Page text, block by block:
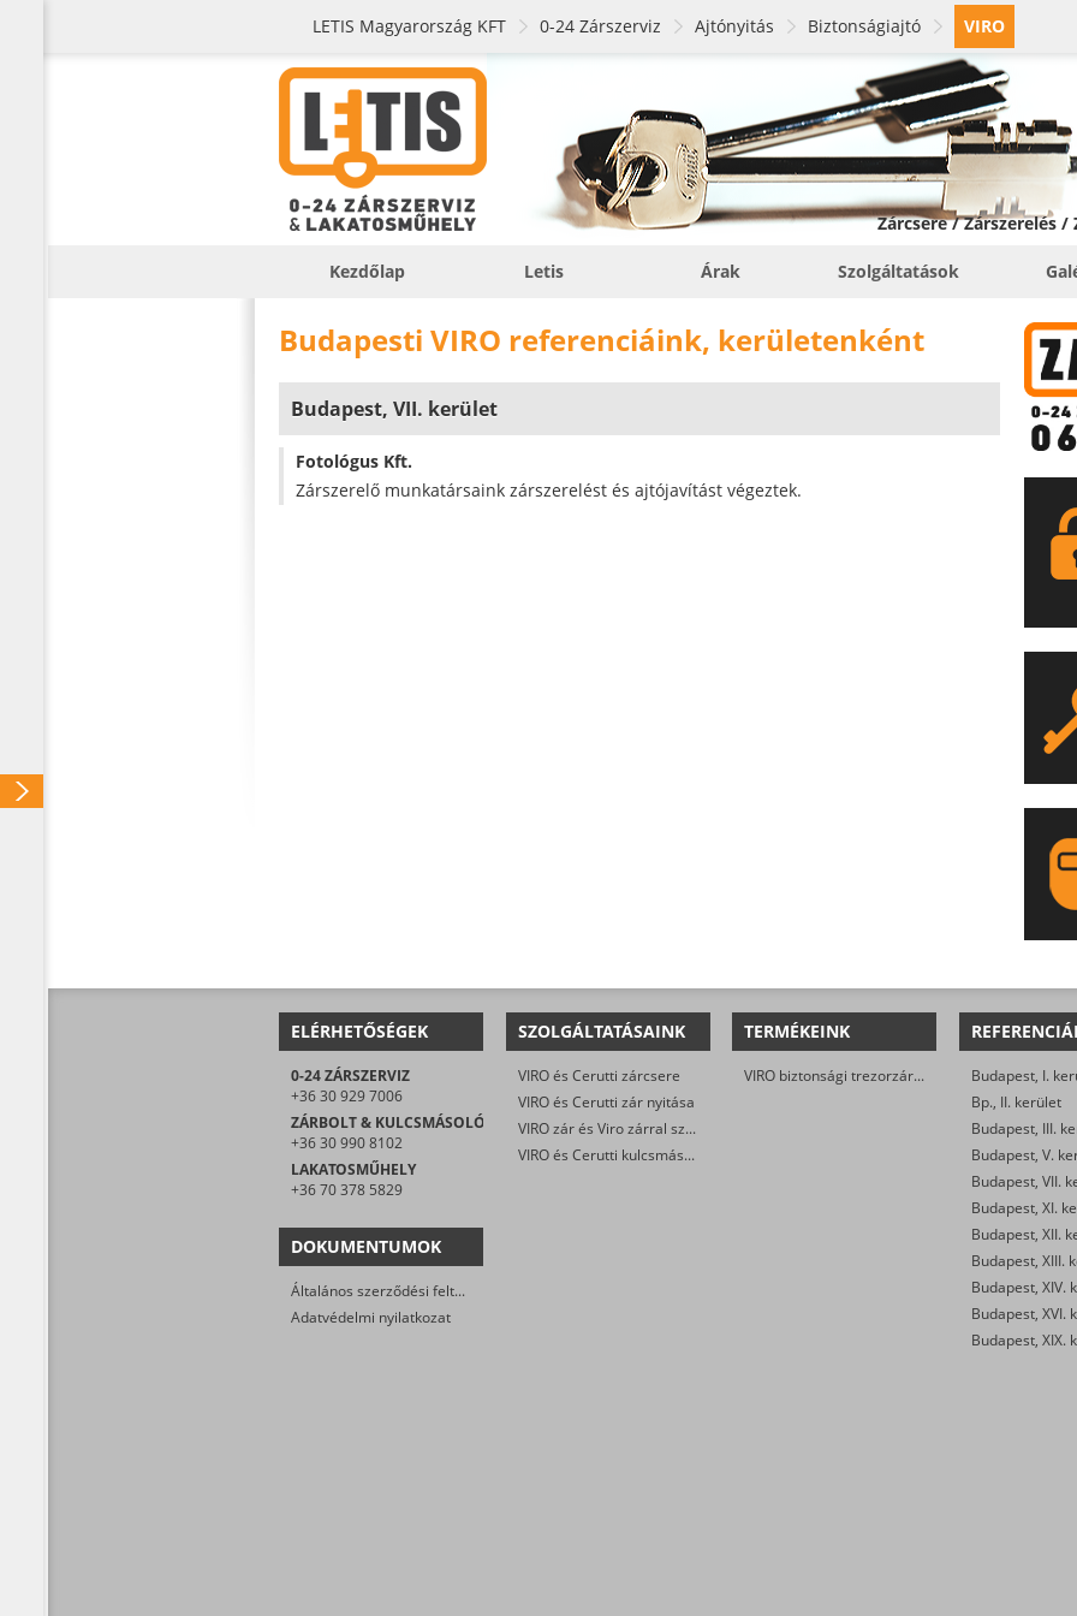
LETIS Magyarország KFT 0-24 Zárszerviz Ajtónyitás Biztonságiajtó VIRO
Zárcsere / Zárszerelés
Kezdőlap Letis Árak Szolgáltatások
Budapesti VIRO referenciáink, kerületenként
Budapest, VII. kerület
Fotológus Kft.
Zárszerelő munkatársaink zárszerelést és ajtójavítást végeztek.
ELÉRHETŐSÉGEK
0-24 ZÁRSZERVIZ
+36 30 929 7006
ZÁRBOLT & KULCSMÁSOLÓ
+36 30 990 8102
LAKATOSMŰHELY
+36 70 378 5829
DOKUMENTUMOK
Általános szerződési feltételek
Adatvédelmi nyilatkozat
SZOLGÁLTATÁSAINK
VIRO és Cerutti zárcsere
VIRO és Cerutti zár nyitása
VIRO zár és Viro zárral szerelt biztonsági ajtó javítása
VIRO és Cerutti kulcsmásolás
TERMÉKEINK
VIRO biztonsági trezorzár (jobbos és balos kivitel)
Budapest, I.
Bp., II. kerület
Budapest, III.
Budapest, V.
Budapest, VII.
Budapest, XI.
Budapest, XII.
Budapest, XIII.
Budapest, XIV.
Budapest, XVI.
Budapest, XIX.